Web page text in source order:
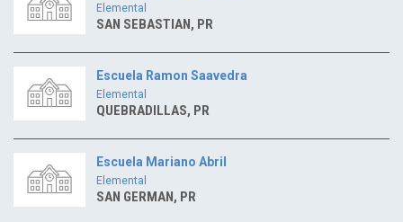
Elemental
SAN SEBASTIAN, PR
Escuela Ramon Saavedra
Elemental
QUEBRADILLAS, PR
Escuela Mariano Abril
Elemental
SAN GERMAN, PR